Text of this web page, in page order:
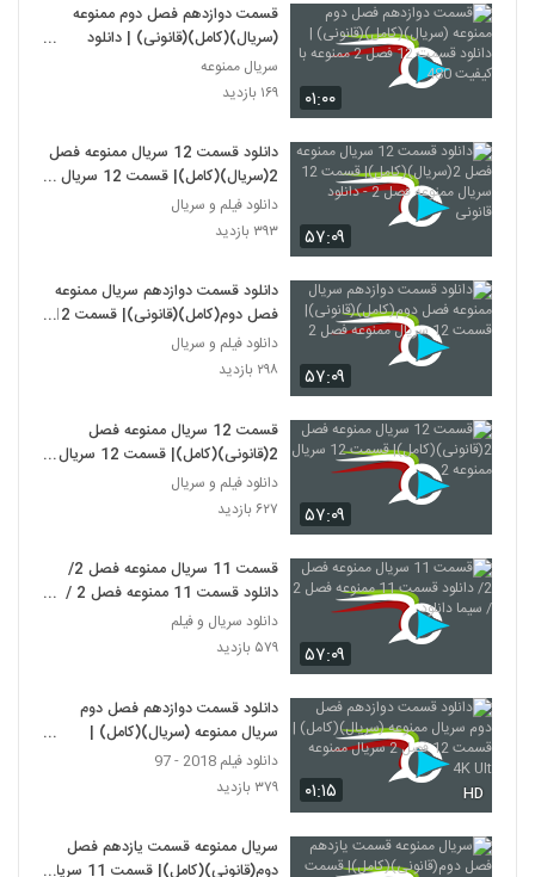
۰۱:۰۰
قسمت دوازدهم فصل دوم ممنوعه
(سریال)(کامل)(قانونی) | دانلود
480
سریال ممنوعه
۱۶۹ بازدید
۵۷:۰۹
دانلود قسمت 12 سریال ممنوعه فصل
2(سریال)(کامل)| قسمت 12 سریال
ممنوعه فصل 2 - دانلود قانونی
دانلود فیلم و سریال
۳۹۳ بازدید
۵۷:۰۹
دانلود قسمت دوازدهم سریال ممنوعه
فصل دوم(کامل)(قانونی)| قسمت 12
سریال ممنوعه فصل 2
دانلود فیلم و سریال
۲۹۸ بازدید
۵۷:۰۹
قسمت 12 سریال ممنوعه فصل
2(قانونی)(کامل)| قسمت 12 سریال
ممنوعه 2
دانلود فیلم و سریال
۶۲۷ بازدید
۵۷:۰۹
قسمت 11 سریال ممنوعه فصل 2/
دانلود قسمت 11 ممنوعه فصل 2 /
سیما دانلود
دانلود سریال و فیلم
۵۷۹ بازدید
۰۱:۱۵ HD
دانلود قسمت دوازدهم فصل دوم
سریال ممنوعه (سریال)(کامل) |
Ult
دانلود فیلم 2018 - 97
۳۷۹ بازدید
سریال ممنوعه قسمت یازدهم فصل
دوم(قانونی)(کامل)| قسمت 11 سریال